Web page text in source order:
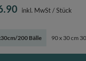
200 Bälle 90 x 30 cm
inkl. MwSt/Stück